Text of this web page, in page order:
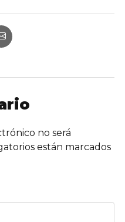
no será
están marcados